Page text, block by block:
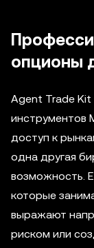
опционы
Agent Trade
инструментов
доступ к
одна другая
возможность.
которые
выражают
риском или